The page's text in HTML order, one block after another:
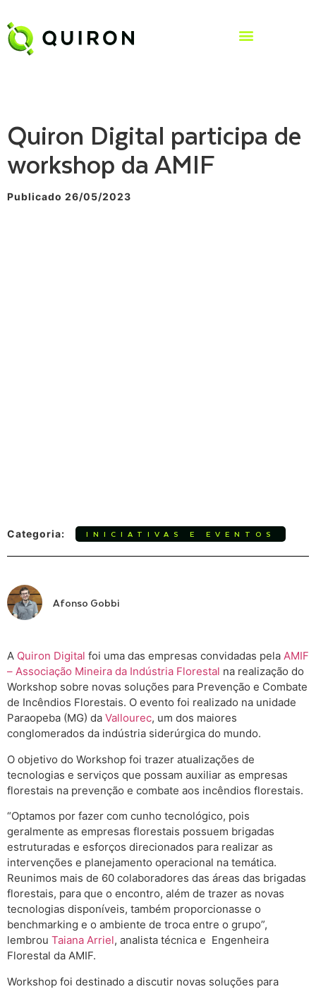
Quiron Digital participa de
workshop da AMIF
Publicado 26/05/2023
Categoria: INICIATIVAS E EVENTOS
Afonso Gobbi
A Quiron Digital foi uma das empresas convidadas pela AMIF
– Associação Mineira da Indústria Florestal na realização do
Workshop sobre novas soluções para Prevenção e Combate
de Incêndios Florestais. O evento foi realizado na unidade
Paraopeba (MG) da Vallourec, um dos maiores
conglomerados da indústria siderúrgica do mundo.
O objetivo do Workshop foi trazer atualizações de
tecnologias e serviços que possam auxiliar as empresas
florestais na prevenção e combate aos incêndios florestais.
“Optamos por fazer com cunho tecnológico, pois
geralmente as empresas florestais possuem brigadas
estruturadas e esforços direcionados para realizar as
intervenções e planejamento operacional na temática.
Reunimos mais de 60 colaboradores das áreas das brigadas
florestais, para que o encontro, além de trazer as novas
tecnologias disponíveis, também proporcionasse o
benchmarking e o ambiente de troca entre o grupo”,
lembrou Taiana Arriel, analista técnica e Engenheira
Florestal da AMIF.
Workshop foi destinado a discutir novas soluções para